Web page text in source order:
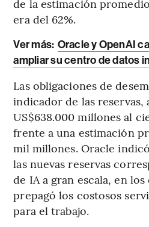
de la estimación
era del 62%.
Ver más: Oracle y OpenAI
ampliar su centro de datos
Las obligaciones de
indicador de las reservas,
US$638.000 millones al
frente a una estimación
mil millones. Oracle
las nuevas reservas
de IA a gran escala, en
prepagó los costosos
para el trabajo.